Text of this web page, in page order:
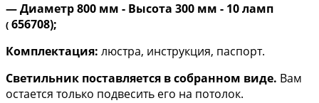
— Диаметр 800 мм - Высота 300 мм - 10 ламп
( 656708);
Комплектация: люстра, инструкция, паспорт.
Светильник поставляется в собранном виде. Вам
остается только подвесить его на потолок.